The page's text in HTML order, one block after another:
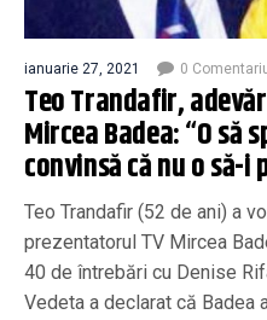
ianuarie 27, 2021 0
Teo Trandafir,
Mircea Badea: “O să
convinsă că nu o să-i
Teo Trandafir (52 de ani) a
prezentatorul TV Mircea
40 de întrebări cu Denise
Vedeta a declarat că